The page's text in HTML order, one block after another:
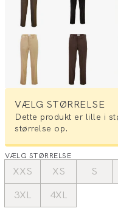
VÆLG STØRRELSE
Dette produkt er lille i
størrelse op.
VÆLG STØRRELSE
XXS XS S
3XL
4XL